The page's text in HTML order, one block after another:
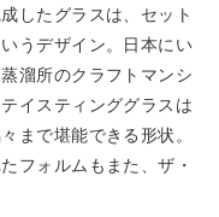
したグラスは、セット
うデザイン。日本にい
溜所のクラフトマンシ
イスティンググラスは
まで堪能できる形状。
フォルムもまた、ザ・